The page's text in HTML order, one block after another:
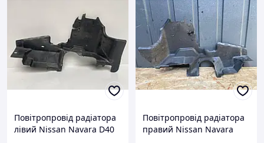
Повітропровід радіатора
лівий Nissan Navara D40
Повітропровід радіатора
правий Nissan Navara